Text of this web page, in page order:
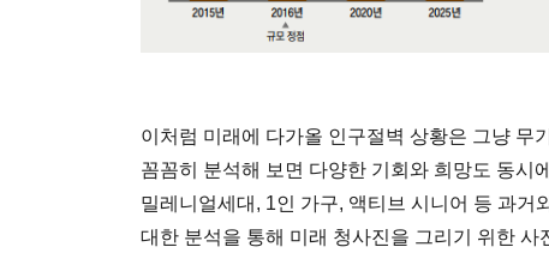
이처럼 미래에 다가올 인구절벽 상황은 그냥 무
꼼꼼히 분석해 보면 다양한 기회와 희망도 동시
밀레니얼세대, 1인 가구, 액티브 시니어 등 과거
대한 분석을 통해 미래 청사진을 그리기 위한